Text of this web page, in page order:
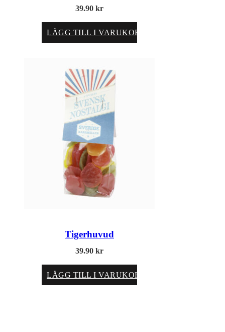
LÄGG TILL I VARUKORG
39.90 kr
LÄGG TILL I VARUKORG
Tigerhuvud
39.90 kr